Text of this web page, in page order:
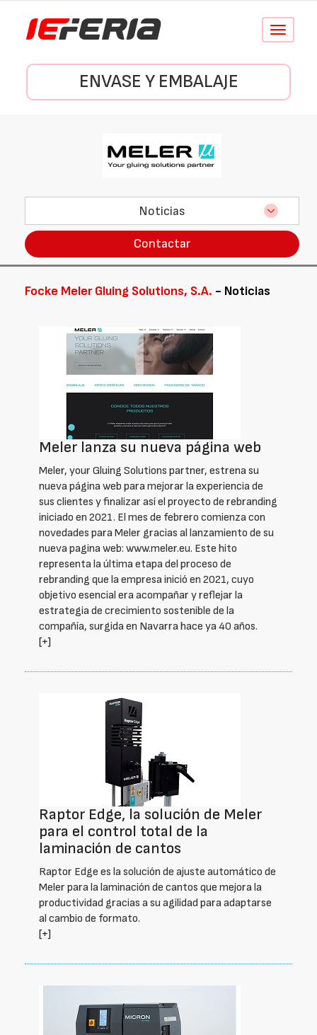
Conmutar
ENVASE Y EMBALAJE
Noticias
Contactar
Focke Meler Gluing Solutions, S.A. - Noticias
Meler lanza su nueva página web
Meler, your Gluing Solutions partner, estrena su
nueva página web para mejorar la experiencia de
sus clientes y finalizar así el proyecto de rebranding
iniciado en 2021. El mes de febrero comienza con
novedades para Meler gracias al lanzamiento de su
nueva pagina web: www.meler.eu. Este hito
representa la última etapa del proceso de
rebranding que la empresa inició en 2021, cuyo
objetivo esencial era acompañar y reflejar la
estrategia de crecimiento sostenible de la
compañía, surgida en Navarra hace ya 40 años.
[+]
Raptor Edge, la solución de Meler
para el control total de la
laminación de cantos
Raptor Edge es la solución de ajuste automático de
Meler para la laminación de cantos que mejora la
productividad gracias a su agilidad para adaptarse
al cambio de formato.
[+]